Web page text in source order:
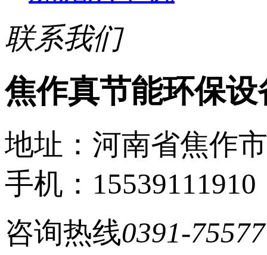
联系我们
焦作真节能环保
地址：河南省焦作
手机：15539111910
咨询热线0391-